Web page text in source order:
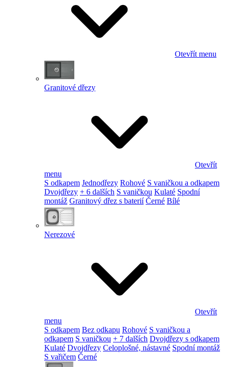
Otevřít menu
Granitové dřezy
Otevřít
menu
S odkapem Jednodřezy Rohové S vaničkou a odkapem
Dvojdřezy + 6 dalších S vaničkou Kulaté Spodní
montáž Granitový dřez s baterií Černé Bílé
Nerezové
Otevřít
menu
S odkapem Bez odkapu Rohové S vaničkou a
odkapem S vaničkou + 7 dalších Dvojdřezy s odkapem
Kulaté Dvojdřezy Celoplošné, nástavné Spodní montáž
S vařičem Černé